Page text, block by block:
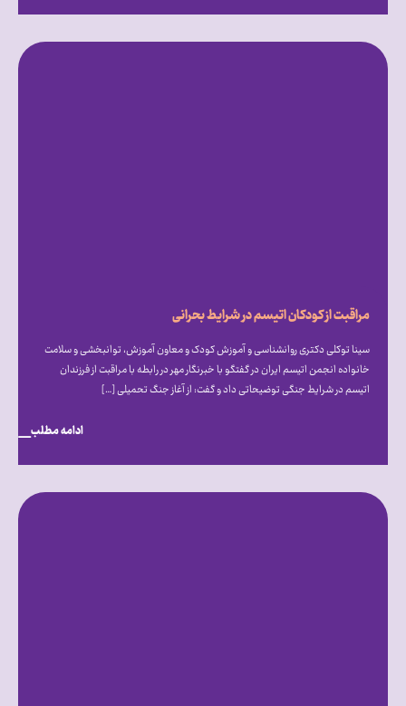
مراقبت از کودکان اتیسم در شرایط بحرانی
سینا توکلی دکتری روانشناسی و آموزش کودک و معاون آموزش، توانبخشی و سلامت
خانواده انجمن اتیسم ایران در گفتگو با خبرنگار مهر در رابطه با مراقبت از فرزندان
اتیسم در شرایط جنگی توضیحاتی داد و گفت: از آغاز جنگ تحمیلی […]
ادامه مطلب